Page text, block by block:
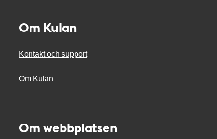
Om Kulan
Kontakt och support
Om Kulan
Om webbplatsen